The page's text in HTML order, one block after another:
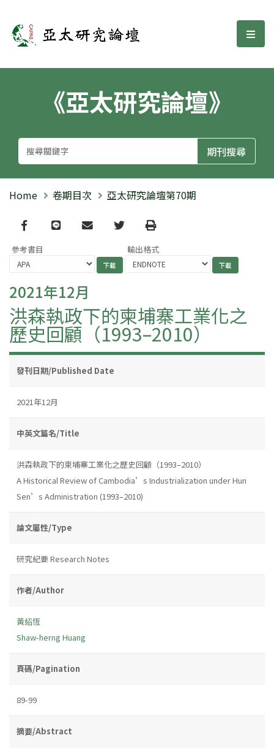
亞太研究論壇 選
《亞太研究論壇》
Home 卷期目次 亞太研究論壇第70期
Facebook
line email TwitterPrint
參考書目 輸出格式
2021年12月
洪森執政下的柬埔寨工業化之
歷史回顧（1993–2010）
發刊日期/Published Date
2021年12月
中英文篇名/Title
洪森執政下的柬埔寨工業化之歷史回顧（1993–2010）
A Historical Review of Cambodia’s Industrialization under Hun
Sen’s Administration (1993–2010)
論文屬性/Type
研究紀要 Research Notes
作者/Author
黃紹恆
Shaw-herng Huang
頁碼/Pagination
89-99
摘要/Abstract